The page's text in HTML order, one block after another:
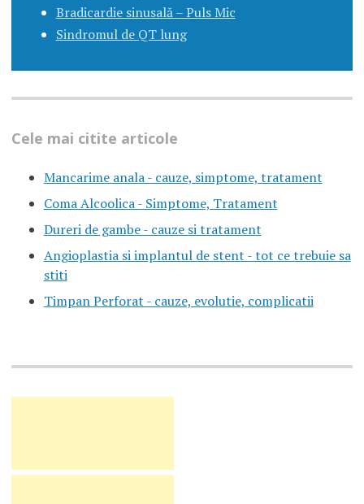
Bradicardie sinusală – Puls Mic
Sindromul de QT lung
Cele mai citite articole
Mancarime anala - cauze, simptome, tratament
Coma Alcoolica - Simptome, Tratament
Dureri de gambe - cauze si tratament
Angioplastia si implantul de stent - tot ce trebuie sa
stiti
Timpan Perforat - cauze, evolutie, complicatii